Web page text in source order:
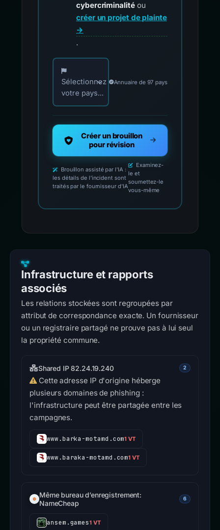
cybercriminalitéou
créer un projet de plainte
→
.
Choisissez votre pays pour les contacts
Sélectionnez
votre pays...
Annuaire de 97 pays
Créer un brouillon
pour révision
Brouillon assisté par l'IA :
les détails de l'incident sont
traités par le fournisseur d'IA
Examinez-
le et
soumettez-le
vous-même
Infrastructure et rapports
associés
Les relations stockées sont regroupées par
attribut de correspondance exacte. Un fournisseur
ou un registraire partagé ne prouve pas à lui seul
la propriété commune.
Shared IP 82.24.19.240 2
Cette adresse IP d'origine héberge
plusieurs domaines de phishing :
l'infrastructure peut être partagée entre les
campagnes.
www.barka-motamd.com1 VT
www.baraka-motamd.com1 VT
Même bureau d’enregistrement:
NameCheap
6
ansem.games1 VT